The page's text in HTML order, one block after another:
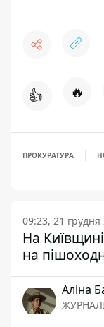
👍 🔥
ПРОКУРАТУРА
09:23, 21 грудня
На
на
Аліна